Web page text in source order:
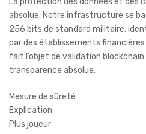
absolue. Notre infrastructure se
256 bits de standard militaire,
par des établissements
fait l’objet de validation
transparence absolue.
Mesure de sûreté
Explication
Plus joueur